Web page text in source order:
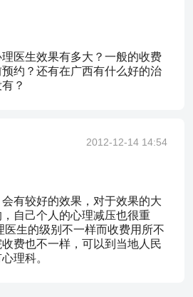
医生效果有多大？一般的收费
约？还有在广西有什么好的治
？
2012-12-14 14:54
有较好的效果，对于效果的大
自己个人的心理减压也很重
医生的级别不一样而收费用所不
费也不一样，可以到当地人民
理科。